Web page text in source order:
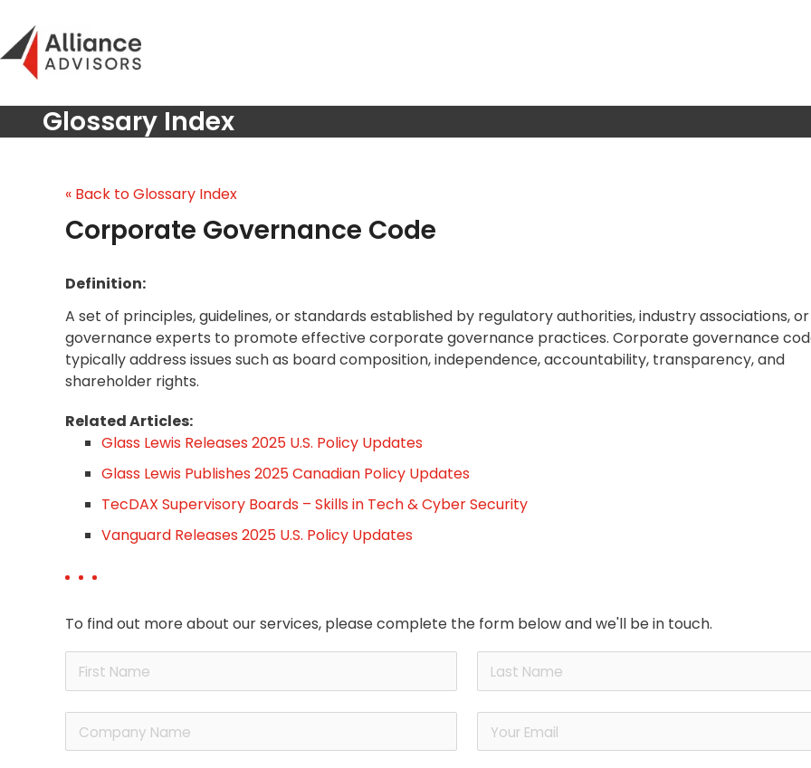
content
Glossary Index
« Back to Glossary Index
Corporate Governance Code
Definition:
A set of principles, guidelines, or standards established by regulatory authorities, industry associations, or
governance experts to promote effective corporate governance practices. Corporate governance
typically address issues such as board composition, independence, accountability, transparency, and
shareholder rights.
Related Articles:
Glass Lewis Releases 2025 U.S. Policy Updates
Glass Lewis Publishes 2025 Canadian Policy Updates
TecDAX Supervisory Boards – Skills in Tech & Cyber Security
Vanguard Releases 2025 U.S. Policy Updates
To find out more about our services, please complete the form below and we'll be in touch.